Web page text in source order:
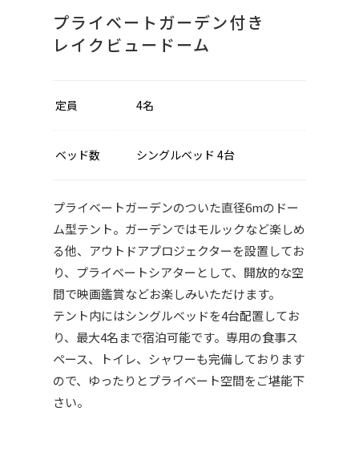
プライベートガーデン付き
レイクビュードーム
定員 4名
ベッド数 シングルベッド 4台
プライベートガーデンのついた直径6mのドー
ム型テント。ガーデンではモルックなど楽しめ
る他、アウトドアプロジェクターを設置してお
り、プライベートシアターとして、開放的な空
間で映画鑑賞などお楽しみいただけます。
テント内にはシングルベッドを4台配置してお
り、最大4名まで宿泊可能です。専用の食事ス
ペース、トイレ、シャワーも完備しております
ので、ゆったりとプライベート空間をご堪能下
さい。